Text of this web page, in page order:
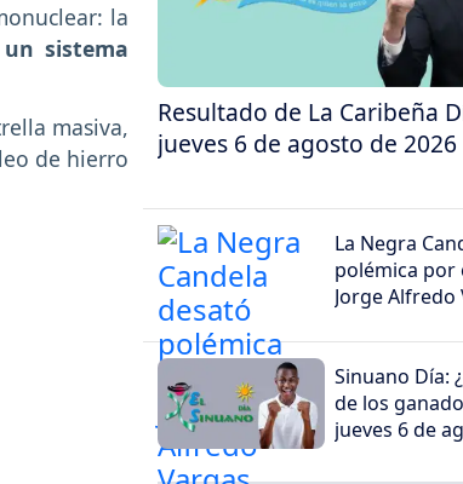
la
sistema
masiva,
de hierro
Resultado de La Caribeña
jueves 6 de agosto de 2026
La Negra
polémica por
Jorge Alfredo
Sinuano Día:
de los
jueves 6 de